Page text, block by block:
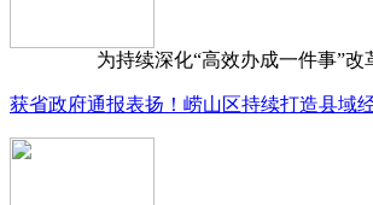
为持续深化“高效办成一件事”改
获省政府通报表扬！崂山区持续打造县域